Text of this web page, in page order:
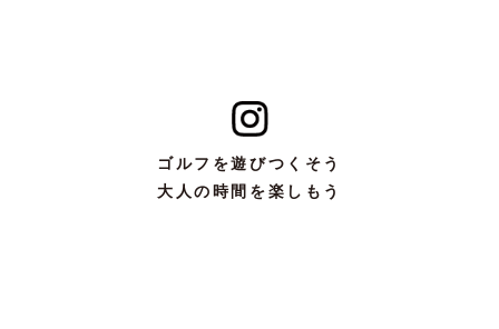
ゴルフを遊びつくそう
大人の時間を楽しもう